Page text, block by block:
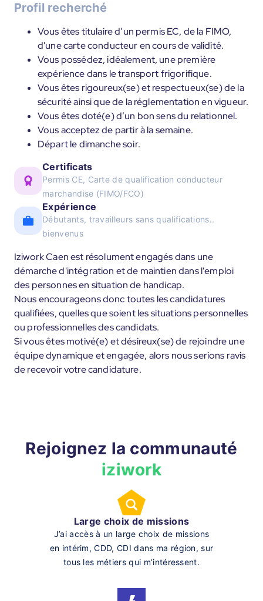
Profil recherché
Vous êtes titulaire d’un permis EC, de la FIMO,
d'une carte conducteur en cours de validité.
Vous possédez, idéalement, une première
expérience dans le transport frigorifique.
Vous êtes rigoureux(se) et respectueux(se) de la
sécurité ainsi que de la réglementation en vigueur.
Vous êtes doté(e) d’un bon sens du relationnel.
Vous acceptez de partir à la semaine.
Départ le dimanche soir.
Certificats
Permis CE, Carte de qualification conducteur
marchandise (FIMO/FCO)
Expérience
Débutants, travailleurs sans qualifications..
bienvenus
Iziwork Caen est résolument engagés dans une
démarche d'intégration et de maintien dans l'emploi
des personnes en situation de handicap.
Nous encourageons donc toutes les candidatures
qualifiées, quelles que soient les situations personnelles
ou professionnelles des candidats.
Si vous êtes motivé(e) et désireux(se) de rejoindre une
équipe dynamique et engagée, alors nous serions ravis
de recevoir votre candidature.
Rejoignez la communauté
iziwork
Large choix de missions
J’ai accès à un large choix de missions
en intérim, CDD, CDI dans ma région, sur
tous les métiers qui m’intéressent.